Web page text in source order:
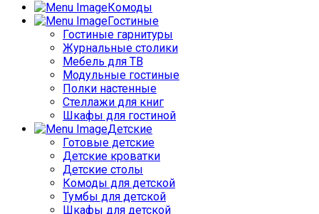
Комоды
Гостиные
Гостиные гарнитуры
Журнальные столики
Мебель для ТВ
Модульные гостиные
Полки настенные
Стеллажи для книг
Шкафы для гостиной
Детские
Готовые детские
Детские кроватки
Детские столы
Комоды для детской
Тумбы для детской
Шкафы для детской